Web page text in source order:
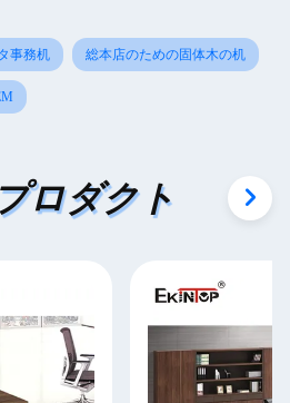
事務机 総本店のための固体木の机
ロダクト